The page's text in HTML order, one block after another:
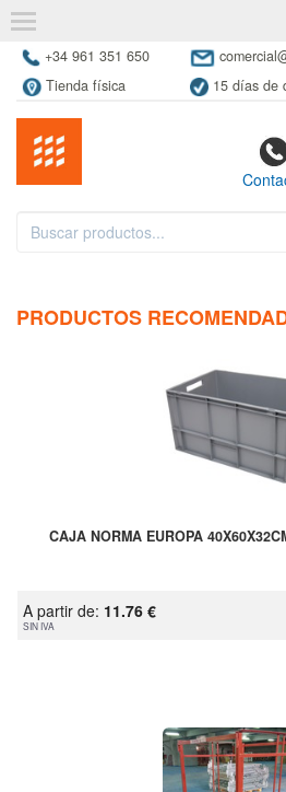
+34 961 351 650
Tienda física
15 días de
PRODUCTOS
CAJA NORMA EUROPA
A partir de: 11.76 €
SIN IVA